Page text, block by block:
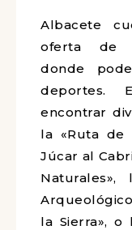
Albacete
oferta de
donde
deportes.
encontrar
la «Ruta de
Júcar al
la Sierra»,